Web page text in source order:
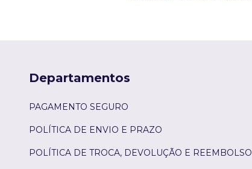
Departamentos
PAGAMENTO SEGURO
POLÍTICA DE ENVIO E PRAZO
POLÍTICA DE TROCA, DEVOLUÇÃO E REEMBOLSO